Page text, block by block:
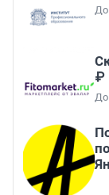
До
₽
До